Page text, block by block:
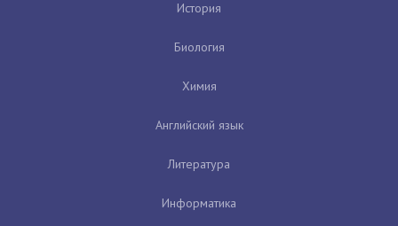
История
Биология
Химия
Английский язык
Литература
Информатика